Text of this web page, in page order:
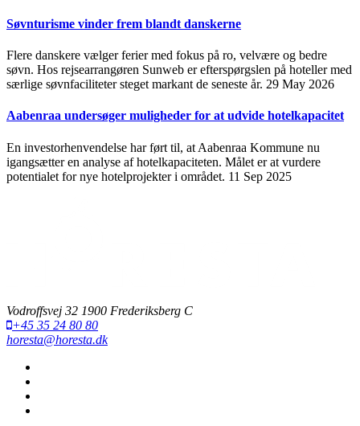
Søvnturisme vinder frem blandt danskerne
Flere danskere vælger ferier med fokus på ro, velvære og bedre
søvn. Hos rejsearrangøren Sunweb er efterspørgslen på hoteller med
særlige søvnfaciliteter steget markant de seneste år. 29 May 2026
Aabenraa undersøger muligheder for at udvide hotelkapacitet
En investorhenvendelse har ført til, at Aabenraa Kommune nu
igangsætter en analyse af hotelkapaciteten. Målet er at vurdere
potentialet for nye hotelprojekter i området. 11 Sep 2025
Vodroffsvej 32 1900 Frederiksberg C
+45 35 24 80 80
horesta@horesta.dk